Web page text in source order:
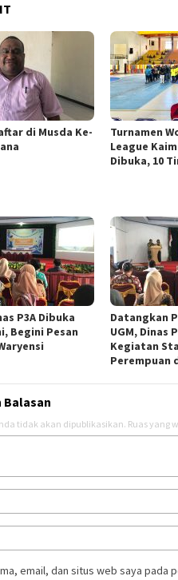
di Musda Ke-
Turnamen
League
Dibuka, 10
P3A Dibuka
Begini Pesan
Datangkan
UGM, Dinas
Kegiatan
Perempuan
tidak akan dipublikasikan. Ruas yang
email, dan situs web saya pada